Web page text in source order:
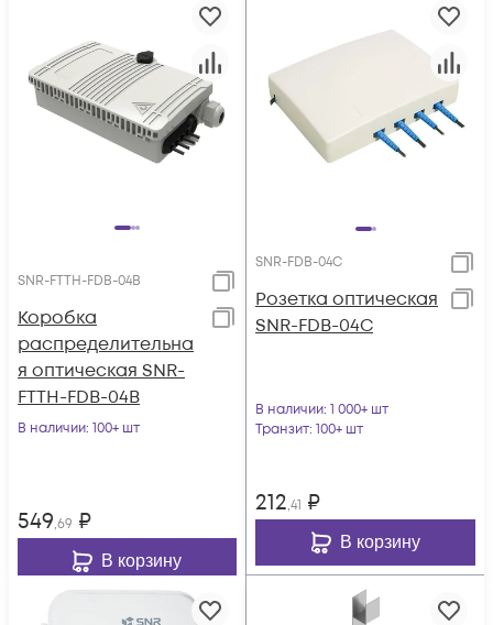
SNR-FTTH-FDB-04B
Коробка
распределительна
я оптическая SNR-
FTTH-FDB-04B
В наличии: 100+ шт
549,69 ₽
В корзину
SNR-FDB-04C
Розетка оптическая
SNR-FDB-04C
В наличии: 1 000+ шт
Транзит: 100+ шт
212,41 ₽
В корзину